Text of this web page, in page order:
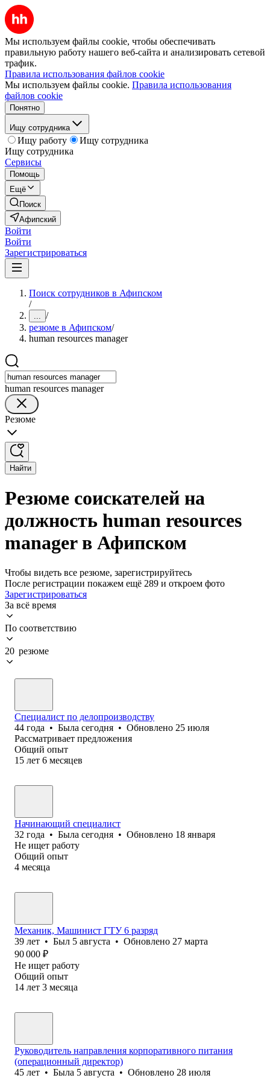
Мы используем файлы cookie, чтобы обеспечивать
правильную работу нашего веб-сайта и анализировать сетевой
трафик.
Правила использования файлов cookie
Мы используем файлы cookie. Правила использования
файлов cookie
Понятно
Ищу сотрудника
Ищу работу
Ищу сотрудника
Ищу сотрудника
Сервисы
Помощь
Ещё
Поиск
Афипский
Войти
Войти
Зарегистрироваться
Поиск сотрудников в Афипском
/
... /
резюме в Афипском/
human resources manager
human resources manager
Резюме
Найти
Резюме соискателей на
должность human resources
manager в Афипском
Чтобы видеть все резюме, зарегистрируйтесь
После регистрации покажем ещё 289 и откроем фото
Зарегистрироваться
За всё время
По соответствию
20 резюме
Специалист по делопроизводству
44 года • Была сегодня • Обновлено 25 июля
Рассматривает предложения
Общий опыт
15 лет 6 месяцев
Начинающий специалист
32 года • Была сегодня • Обновлено 18 января
Не ищет работу
Общий опыт
4 месяца
Механик, Машинист ГТУ 6 разряд
39 лет • Был 5 августа • Обновлено 27 марта
90 000 ₽
Не ищет работу
Общий опыт
14 лет 3 месяца
Руководитель направления корпоративного питания
(операционный директор)
45 лет • Была 5 августа • Обновлено 28 июля